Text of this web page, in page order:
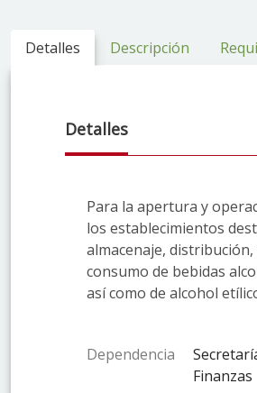
Detalles Descripción
Detalles
Para la apertura y
los establecimientos
almacenaje,
consumo de bebidas
así como de alcohol
Dependencia
Finanzas